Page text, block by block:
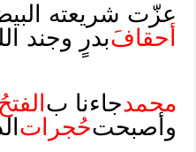
عزّت شريعته
أحقافَبدرٍ وجند
محمدجاءنا ب الفتحُ
وأصبحتحُجرات